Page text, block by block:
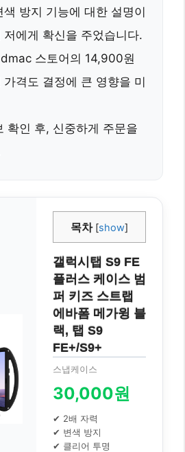
방지 기능에 대한 설명이
저에게 확신을 주었습니다.
스토어의 14,900원
격도 결정에 큰 영향을 미
확인 후, 신중하게 주문을
목차 [show]
갤럭시탭 S9 FE
플러스 케이스 범
퍼 키즈 스트랩
에바폼 메가윙 블
랙, 탭 S9
FE+/S9+
스냅케이스
30,000원
✔ 2배 자력
✔ 변색 방지
✔ 클리어 투명